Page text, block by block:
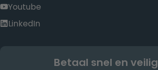
Youtube
LinkedIn
Betaal snel en veilig